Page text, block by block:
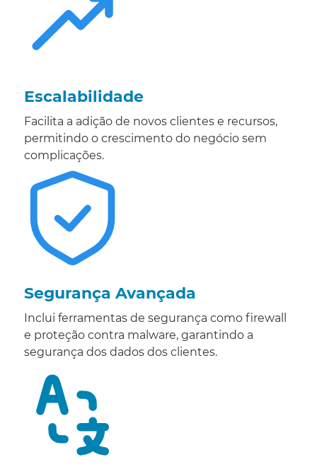
Escalabilidade
Facilita a adição de novos clientes e recursos,
permitindo o crescimento do negócio sem
complicações.
Segurança Avançada
Inclui ferramentas de segurança como firewall
e proteção contra malware, garantindo a
segurança dos dados dos clientes.